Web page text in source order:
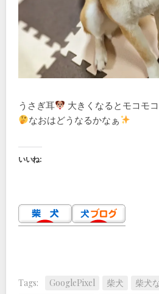
うさぎ耳
大きくなるとモコモ
なおはどうなるかなぁ
いいね:
Tags: GooglePixel 柴犬
柴犬